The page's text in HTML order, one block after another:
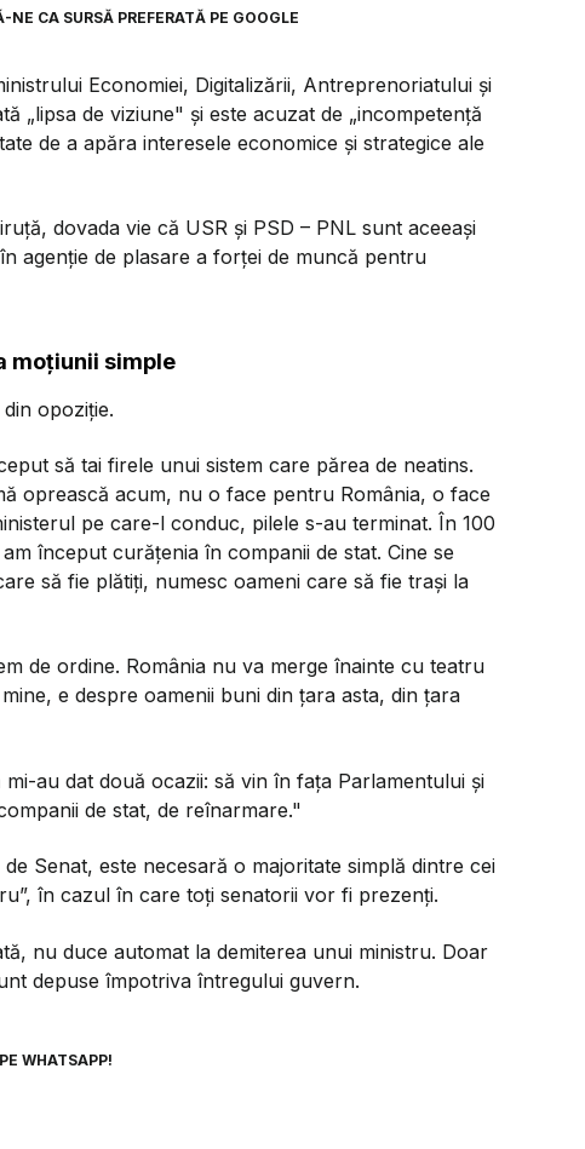
NE CA SURSĂ PREFERATĂ PE GOOGLE
Economiei, Digitalizării, Antreprenoriatului și
„lipsa de viziune" și este acuzat de „incompetență
de a apăra interesele economice și strategice ale
dovada vie că USR și PSD – PNL sunt aceeași
agenție de plasare a forței de muncă pentru
moțiunii simple
opoziție.
să tai firele unui sistem care părea de neatins.
oprească acum, nu o face pentru România, o face
pe care-l conduc, pilele s-au terminat. În 100
început curățenia în companii de stat. Cine se
să fie plătiți, numesc oameni care să fie trași la
de ordine. România nu va merge înainte cu teatru
e despre oamenii buni din țara asta, din țara
au dat două ocazii: să vin în fața Parlamentului și
de stat, de reînarmare."
Senat, este necesară o majoritate simplă dintre cei
în cazul în care toți senatorii vor fi prezenți.
nu duce automat la demiterea unui ministru. Doar
depuse împotriva întregului guvern.
WHATSAPP!